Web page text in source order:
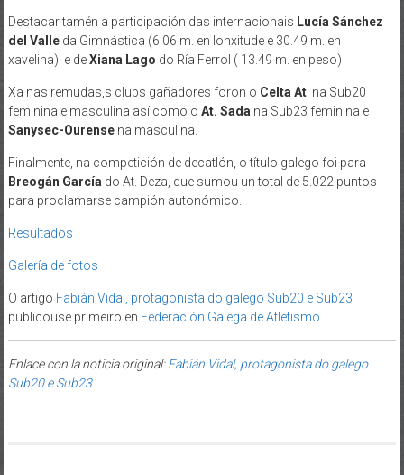
Destacar tamén a participación das internacionais Lucía Sánchez
del Valleda Gimnástica (6.06 m. en lonxitude e 30.49 m. en
xavelina) e deXiana Lago do Ría Ferrol ( 13.49 m. en peso)
Xa nas remudas,s clubs gañadores foron o Celta At. na Sub20
feminina e masculina así como o At. Sadana Sub23 feminina e
Sanysec-Ourensena masculina.
Finalmente, na competición de decatlón, o título galego foi para
Breogán Garcíado At. Deza, que sumou un total de 5.022 puntos
para proclamarse campión autonómico.
Resultados
Galería de fotos
O artigo Fabián Vidal, protagonista do galego Sub20 e Sub23
publicouse primeiro en Federación Galega de Atletismo.
Enlace con la noticia original:Fabián Vidal, protagonista do galego
Sub20 e Sub23